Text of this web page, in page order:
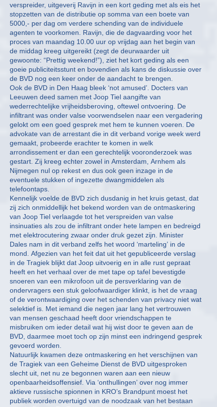
verspreider, uitgeverij Ravijn in een kort geding met als eis het
stopzetten van de distributie op somma van een boete van
5000,- per dag om verdere schending van de individuele
agenten te voorkomen. Ravijn, die de dagvaarding voor het
proces van maandag 10.00 uur op vrijdag aan het begin van
de middag kreeg uitgereikt (zegt de deurwaarder uit
gewoonte: “Prettig weekend!”), ziet het kort geding als een
goeie publiciteitsstunt en bovendien als kans de diskussie over
de BVD nog een keer onder de aandacht te brengen.
Ook de BVD in Den Haag bleek ‘not amused’. Docters van
Leeuwen deed samen met Joop Tiel aangifte van
wederrechtelijke vrijheidsberoving, oftewel ontvoering. De
infiltrant was onder valse voorwendselen naar een vergadering
gelokt om een goed gesprek met hem te kunnen voeren. De
advokate van de arrestant die in dit verband vorige week werd
gemaakt, probeerde erachter te komen in welk
arrondissement er dan een gerechtelijk vooronderzoek was
gestart. Zij kreeg echter zowel in Amsterdam, Arnhem als
Nijmegen nul op rekest en dus ook geen inzage in de
eventuele stukken of ingezette dwangmiddelen als
telefoontaps.
Kennelijk voelde de BVD zich dusdanig in het kruis getast, dat
zij zich onmiddellijk het bekend worden van de ontmaskering
van Joop Tiel verlaagde tot het verspreiden van valse
insinuaties als zou de infiltrant onder hete lampen en bedreigd
met elektrocutering zwaar onder druk gezet zijn. Minister
Dales nam in dit verband zelfs het woord ‘marteling’ in de
mond. Afgezien van het feit dat uit het gepubliceerde verslag
in de Tragiek blijkt dat Joop uitvoerig en in alle rust gepraat
heeft en het verhaal over de met tape op tafel bevestigde
snoeren van een mikrofoon uit de persverklaring van de
ondervragers een stuk geloofwaardiger klinkt, is het de vraag
of de verontwaardiging over het schenden van privacy niet wat
selektief is. Met iemand die negen jaar lang het vertrouwen
van mensen geschaad heeft door vriendschappen te
misbruiken om ieder detail wat hij wist door te geven aan de
BVD, daarmee moet toch op zijn minst een indringend gesprek
gevoerd worden.
Natuurlijk kwamen deze ontmaskering en het verschijnen van
de Tragiek van een Geheime Dienst de BVD uitgesproken
slecht uit, net nu ze begonnen waren aan een nieuw
openbaarheidsoffensief. Via ‘onthullingen’ over nog immer
aktieve russische spionnen in KRO’s Brandpunt moest het
publiek worden overtuigd van de noodzaak van het bestaan